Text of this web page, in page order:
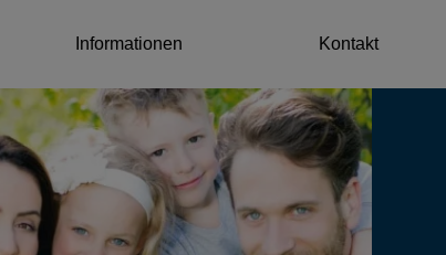
Informationen Kontakt
Consent Manager
HILFE